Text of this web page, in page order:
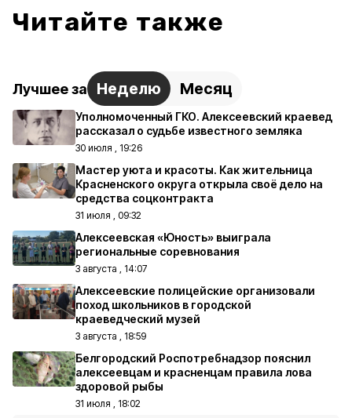
Читайте также
Лучшее за Неделю Месяц
Уполномоченный ГКО. Алексеевский краевед
рассказал о судьбе известного земляка
30 июля , 19:26
Мастер уюта и красоты. Как жительница
Красненского округа открыла своё дело на
средства соцконтракта
31 июля , 09:32
Алексеевская «Юность» выиграла
региональные соревнования
3 августа , 14:07
Алексеевские полицейские организовали
поход школьников в городской
краеведческий музей
3 августа , 18:59
Белгородский Роспотребнадзор пояснил
алексеевцам и красненцам правила лова
здоровой рыбы
31 июля , 18:02